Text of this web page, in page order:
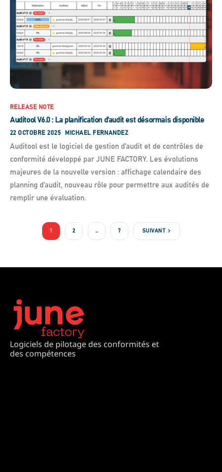
RELEASE NOTE
Auditool V6.0 : La planification d’audit est désormais disponible
22 OCTOBRE 2025 MICHAEL FERNANDEZ
Auditool est le logiciel de gestion d’audit et de contrôles de
conformité développé par JUNE FACTORY. Les évolutions
majeures de la nouvelle version : affichage calendaire des
planning d’audit, nouveau rôle pour permettre aux audités de
remplir une évaluation.
1 2 … 7 SUIVANT
Logiciels de pilotage des conformités et
des compétences